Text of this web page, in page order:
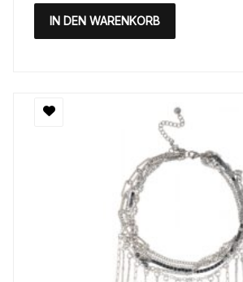
IN DEN WARENKORB